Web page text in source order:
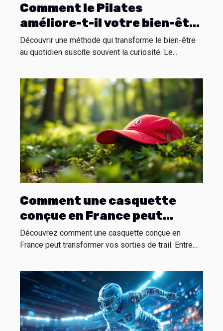
Comment le Pilates
améliore-t-il votre bien-être
quotidien ?
Découvrir une méthode qui transforme le bien-être
au quotidien suscite souvent la curiosité. Le...
Comment une casquette
conçue en France peut
améliorer votre expérience
de trail ?
Découvrez comment une casquette conçue en
France peut transformer vos sorties de trail. Entre...